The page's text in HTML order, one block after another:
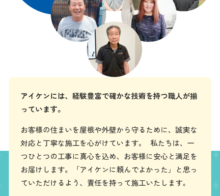
アイケンには、経験豊富で確かな技術を持つ職人が揃
っています。
お客様の住まいを屋根や外壁から守るために、誠実な
対応と丁寧な施工を心がけています。 私たちは、一
つひとつの工事に真心を込め、お客様に安心と満足を
お届けします。「アイケンに頼んでよかった」と思っ
ていただけるよう、責任を持って施工いたします。